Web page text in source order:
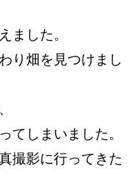
ました。
り畑を見つけまし
てしまいました。
撮影に行ってきた